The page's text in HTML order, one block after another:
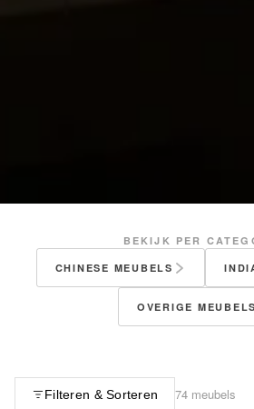
BEKIJK PER
CHINESE MEUBELS
OVERIGE MEUBELS
Filteren & Sorteren 74 meubels